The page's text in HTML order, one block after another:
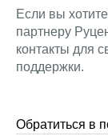
Если вы
партнеру
контакты для
поддержки.
Обратиться в